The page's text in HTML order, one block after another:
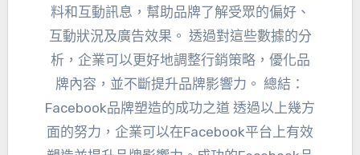
料和互動訊息，幫助品牌了解受眾的偏好、
互動狀況及廣告效果。 透過對這些數據的分
析，企業可以更好地調整行銷策略，優化品
牌內容，並不斷提升品牌影響力。 總結：
Facebook品牌塑造的成功之道 透過以上幾方
面的努力，企業可以在Facebook平台上有效